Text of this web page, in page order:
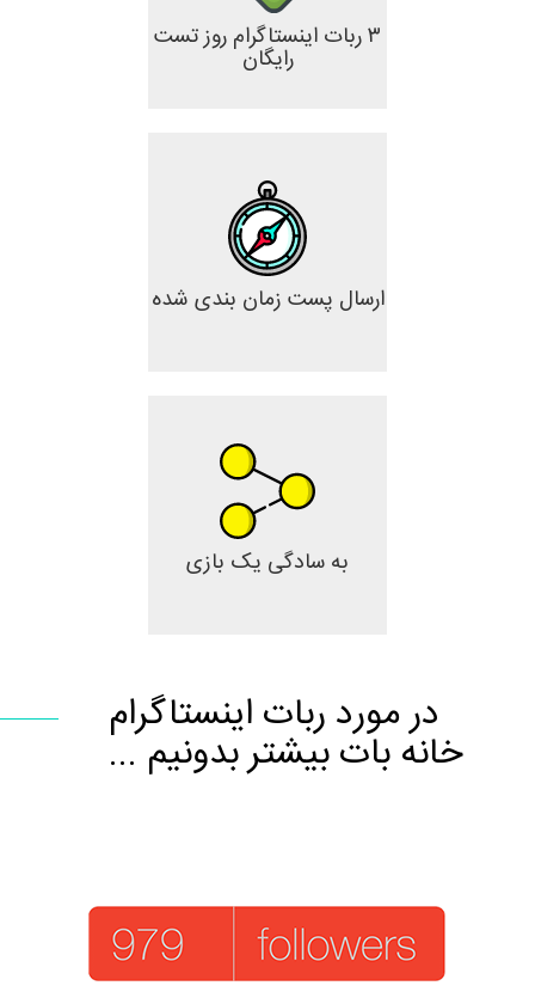
۳ ربات اینستاگرام روز تست
رایگان
ارسال پست زمان بندی شده
به سادگی یک بازی
در مورد ربات اینستاگرام
خانه بات بیشتر بدونیم ...